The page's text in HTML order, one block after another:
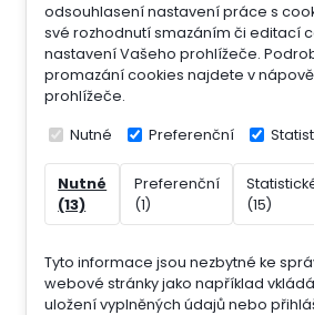
odsouhlasení nastavení práce s
své rozhodnutí smazáním či editací
nastavení Vašeho prohlížeče.
promazání cookies najdete v
prohlížeče.
Nutné Preferenční
Nutné
(13)
Preferenční
(1)
(15)
Tyto informace jsou nezbytné ke
webové stránky jako například
uložení vyplněných údajů nebo